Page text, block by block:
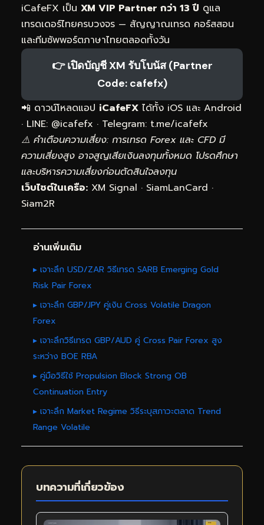
iCafeFX เป็น XM VIP Partner กว่า 13 ปี ดูแล
เทรดเดอร์ไทยครบวงจร — สัญญาณเทรด คอร์สสอน
และทีมซัพพอร์ตภาษาไทยตลอดทั้งวัน
👉 เปิดบัญชี XM รับโบนัส (Partner
Code: cafefx)
📲 ดาวน์โหลดแอป iCafeFX ได้ทั้ง iOS และ Android
· LINE: @icafefx · Telegram: t.me/icafefx
⚠️ คำเตือนความเสี่ยง: การเทรด Forex และ CFD มี
ความเสี่ยงสูง อาจสูญเสียเงินลงทุนทั้งหมด โปรดศึกษา
และบริหารความเสี่ยงก่อนตัดสินใจลงทุน
เว็บไซต์ในเครือ: XM Signal · SiamLanCard ·
Siam2R
อ่านเพิ่มเติม
▸ เจาะลึก USD/ZAR วิธีเทรด SARB Emerging Gold
Risk Pair Forex
▸ เจาะลึก GBP/JPY คู่เงิน Cross Volatile Dragon
Forex
▸ เจาะลึกวิธีเทรด GBP/AUD คู่ Cross Pair Forex สูง
ระหว่าง BOE RBA
▸ คู่มือวิธีใช้ Propulsion Block Strong OB
Continuation Entry
▸ เจาะลึก Market Regime วิธีระบุสภาวะตลาด Trend
Range Volatile
บทความที่เกี่ยวข้อง